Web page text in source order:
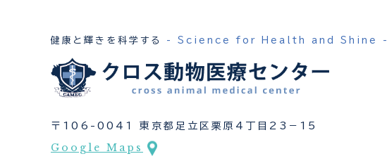
健康と輝きを科学する - Science for Health and Shine -
〒106-0041 東京都足立区栗原4丁目23−15
Google Maps